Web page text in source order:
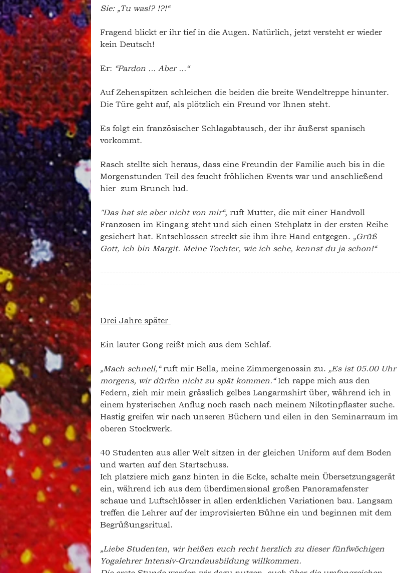
Sie: „Tu was!? !?!“
Fragend blickt er ihr tief in die Augen. Natürlich, jetzt versteht er wieder
kein Deutsch!
Er: “Pardon ... Aber ...“
Auf Zehenspitzen schleichen die beiden die breite Wendeltreppe hinunter.
Die Türe geht auf, als plötzlich ein Freund vor Ihnen steht.
Es folgt ein französischer Schlagabtausch, der ihr äußerst spanisch
vorkommt.
Rasch stellte sich heraus, dass eine Freundin der Familie auch bis in die
Morgenstunden Teil des feucht fröhlichen Events war und anschließend
hier  zum Brunch lud.
"Das hat sie aber nicht von mir“, ruft Mutter, die mit einer Handvoll
Franzosen im Eingang steht und sich einen Stehplatz in der ersten Reihe
gesichert hat. Entschlossen streckt sie ihm ihre Hand entgegen. „Grüß
Gott, ich bin Margit. Meine Tochter, wie ich sehe, kennst du ja schon!“
----------------------------------------------------------------------------------------------------
---------------
Drei Jahre später
Ein lauter Gong reißt mich aus dem Schlaf.
„Mach schnell,“ ruft mir Bella, meine Zimmergenossin zu. „Es ist 05.00 Uhr
morgens, wir dürfen nicht zu spät kommen.“ Ich rappe mich aus den
Federn, zieh mir mein grässlich gelbes Langarmshirt über, während ich in
einem hysterischen Anflug noch rasch nach meinem Nikotinpflaster suche.
Hastig greifen wir nach unseren Büchern und eilen in den Seminarraum im
oberen Stockwerk.
40 Studenten aus aller Welt sitzen in der gleichen Uniform auf dem Boden
und warten auf den Startschuss.
Ich platziere mich ganz hinten in die Ecke, schalte mein Übersetzungsgerät
ein, während ich aus dem überdimensional großen Panoramafenster
schaue und Luftschlösser in allen erdenklichen Variationen bau. Langsam
treffen die Lehrer auf der improvisierten Bühne ein und beginnen mit dem
Begrüßungsritual.
„Liebe Studenten, wir heißen euch recht herzlich zu dieser fünfwöchigen
Yogalehrer Intensiv-Grundausbildung willkommen.